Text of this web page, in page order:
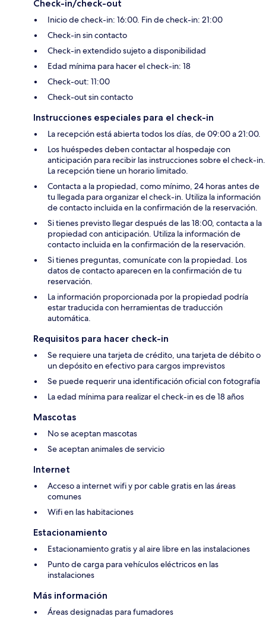
Check-in/check-out
Inicio de check-in: 16:00. Fin de check-in: 21:00
Check-in sin contacto
Check-in extendido sujeto a disponibilidad
Edad mínima para hacer el check-in: 18
Check-out: 11:00
Check-out sin contacto
Instrucciones especiales para el check-in
La recepción está abierta todos los días, de 09:00 a 21:00.
Los huéspedes deben contactar al hospedaje con
anticipación para recibir las instrucciones sobre el check-in.
La recepción tiene un horario limitado.
Contacta a la propiedad, como mínimo, 24 horas antes de
tu llegada para organizar el check-in. Utiliza la información
de contacto incluida en la confirmación de la reservación.
Si tienes previsto llegar después de las 18:00, contacta a la
propiedad con anticipación. Utiliza la información de
contacto incluida en la confirmación de la reservación.
Si tienes preguntas, comunícate con la propiedad. Los
datos de contacto aparecen en la confirmación de tu
reservación.
La información proporcionada por la propiedad podría
estar traducida con herramientas de traducción
automática.
Requisitos para hacer check-in
Se requiere una tarjeta de crédito, una tarjeta de débito o
un depósito en efectivo para cargos imprevistos
Se puede requerir una identificación oficial con fotografía
La edad mínima para realizar el check-in es de 18 años
Mascotas
No se aceptan mascotas
Se aceptan animales de servicio
Internet
Acceso a internet wifi y por cable gratis en las áreas
comunes
Wifi en las habitaciones
Estacionamiento
Estacionamiento gratis y al aire libre en las instalaciones
Punto de carga para vehículos eléctricos en las
instalaciones
Más información
Áreas designadas para fumadores